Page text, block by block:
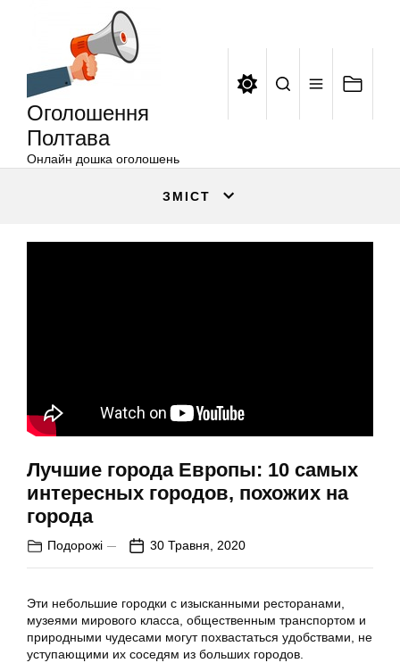
Оголошення
Полтава
Онлайн дошка оголошень
ЗМІСТ
Лучшие города Европы: 10 самых
интересных городов, похожих на
города
Подорожі 30 Травня, 2020
Эти небольшие городки с изысканными ресторанами,
музеями мирового класса, общественным транспортом и
природными чудесами могут похвастаться удобствами, не
уступающими их соседям из больших городов.